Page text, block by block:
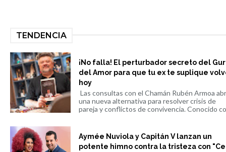
TENDENCIA
¡No falla! El perturbador secreto del
del Amor para que tu ex te suplique
hoy
Las consultas con el Chamán Rubén Armoa
una nueva alternativa para resolver crisis de
pareja y conflictos de convivencia. Conocido
Aymée Nuviola y Capitán V lanzan un
potente himno contra la tristeza con